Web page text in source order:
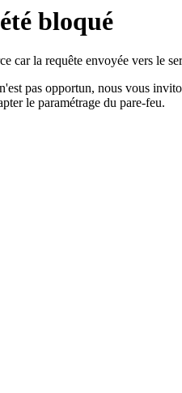
bloqué
car la requête envoyée vers le
pas opportun, nous vous
le paramétrage du pare-feu.